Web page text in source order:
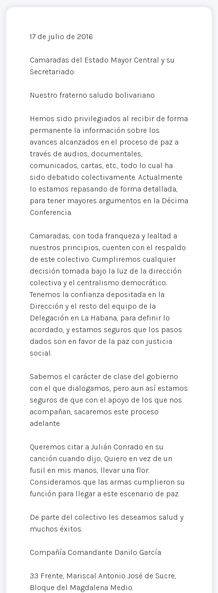
17 de julio de 2016
Camaradas del Estado Mayor Central y su
Secretariado:
Nuestro fraterno saludo bolivariano.
Hemos sido privilegiados al recibir de forma
permanente la información sobre los
avances alcanzados en el proceso de paz a
través de audios, documentales,
comunicados, cartas, etc., todo lo cual ha
sido debatido colectivamente. Actualmente
lo estamos repasando de forma detallada,
para tener mayores argumentos en la Décima
Conferencia.
Camaradas, con toda franqueza y lealtad a
nuestros principios, cuenten con el respaldo
de este colectivo. Cumpliremos cualquier
decisión tomada bajo la luz de la dirección
colectiva y el centralismo democrático.
Tenemos la confianza depositada en la
Dirección y el resto del equipo de la
Delegación en La Habana, para definir lo
acordado, y estamos seguros que los pasos
dados son en favor de la paz con justicia
social.
Sabemos el carácter de clase del gobierno
con el que dialogamos, pero aun así estamos
seguros de que con el apoyo de los que nos
acompañan, sacaremos este proceso
adelante.
Queremos citar a Julián Conrado en su
canción cuando dijo, Quiero en vez de un
fusil en mis manos, llevar una flor.
Consideramos que las armas cumplieron su
función para llegar a este escenario de paz.
De parte del colectivo les deseamos salud y
muchos éxitos.
Compañía Comandante Danilo García.
33 Frente, Mariscal Antonio José de Sucre,
Bloque del Magdalena Medio.